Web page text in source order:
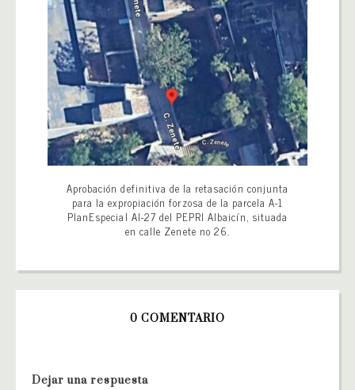
Aprobación definitiva de la retasación conjunta
para la expropiación forzosa de la parcela A-1
PlanEspecial AI-27 del PEPRI Albaicín, situada
en calle Zenete no 26.
0 COMENTARIO
Dejar una respuesta